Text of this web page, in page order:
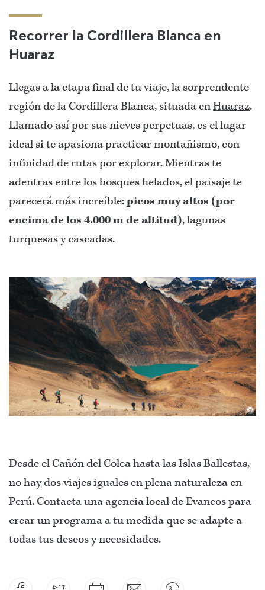
Recorrer la Cordillera Blanca en
Huaraz
Llegas a la etapa final de tu viaje, la sorprendente
región de la Cordillera Blanca, situada enHuaraz.
Llamado así por sus nieves perpetuas, es el lugar
ideal si te apasiona practicar montañismo, con
infinidad de rutas por explorar. Mientras te
adentras entre los bosques helados, el paisaje te
parecerá más increíble:picos muy altos (por
encima de los 4.000 m de altitud), lagunas
turquesas y cascadas.
©
Desde el Cañón del Colca hasta las Islas Ballestas,
no hay dos viajes iguales en plena naturaleza en
Perú. Contacta una agencia local de Evaneos para
crear un programa a tu medida que se adapte a
todas tus deseos y necesidades.